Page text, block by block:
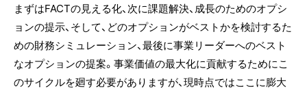
まずはFACTの見える化、次に課題解決、成長のためのオプシ
ョンの提示、そして、どのオプションがベストかを検討するた
めの財務シミュレーション、最後に事業リーダーへのベスト
なオプションの提案。事業価値の最大化に貢献するためにこ
のサイクルを廻す必要がありますが、現時点ではここに膨大